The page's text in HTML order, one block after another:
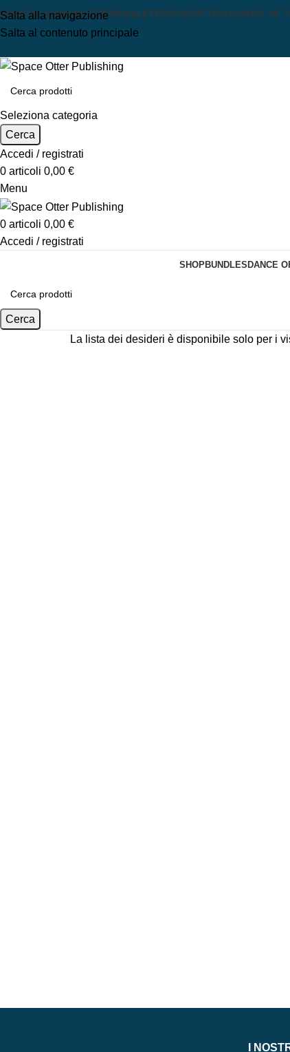
Salta alla navigazione
Salta al contenuto principale
HOMECHI SIAMONOTIZIE NEWSLETTERCONTATTI GIOCHI OUT OF
Seleziona categoria
Cerca
Accedi / registrati
0 articoli 0,00 €
Menu
0 articoli 0,00 €
Accedi / registrati
SHOPBUNDLES DANCE
Cerca
La lista dei desideri è disponibile solo per i
I